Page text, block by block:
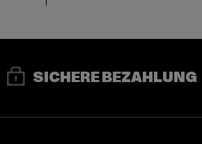
SICHERE BEZAHLUNG